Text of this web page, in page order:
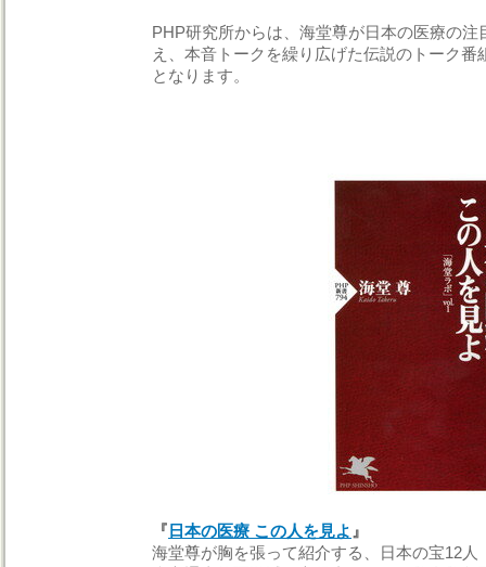
PHP研究所からは、海堂尊が日本の医療の
え、本音トークを繰り広げた伝説のトーク
となります。
『 日本の医療 この人を見よ 』
海堂尊が胸を張って紹介する、日本の宝12人